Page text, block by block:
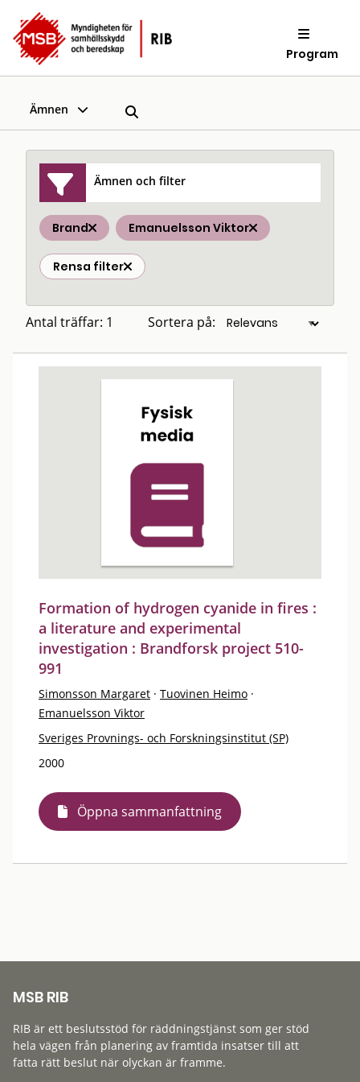
Program
Ämnen
Ämnen och filter
Brand Emanuelsson Viktor
Rensa filter
Antal träffar: 1 Sortera på:
Formation of hydrogen cyanide in fires :
a literature and experimental
investigation : Brandforsk project 510-
991
Simonsson Margaret · Tuovinen Heimo ·
Emanuelsson Viktor
Sveriges Provnings- och Forskningsinstitut (SP)
2000
Öppna sammanfattning
MSB RIB
RIB är ett beslutsstöd för räddningstjänst som ger stöd
hela vägen från planering av framtida insatser till att
fatta rätt beslut när olyckan är framme.